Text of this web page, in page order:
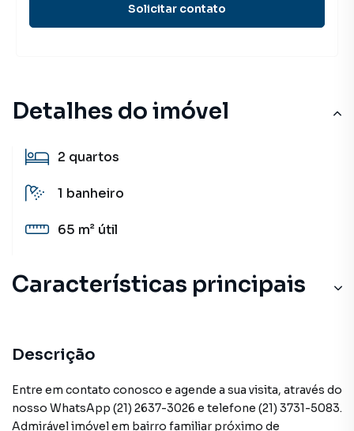
Detalhes do imóvel
2 quartos
1 banheiro
65 m² útil
Características principais
Descrição
Entre em contato conosco e agende a sua visita, através do
nosso WhatsApp (21) 2637-3026 e telefone (21) 3731-5083.
Admirável imóvel em bairro familiar próximo de
Solicitar contato